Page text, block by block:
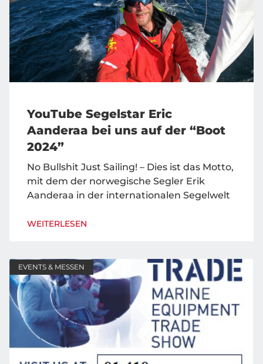
YouTube Segelstar Eric
Aanderaa bei uns auf der “Boot
2024”
No Bullshit Just Sailing! – Dies ist das Motto,
mit dem der norwegische Segler Erik
Aanderaa in der internationalen Segelwelt
WEITERLESEN
EVENTS & MESSEN